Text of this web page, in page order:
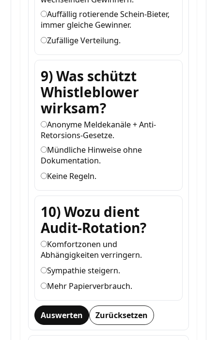
Auffällig rotierende Schein-Bieter,
immer gleiche Gewinner.
Zufällige Verteilung.
9) Was schützt
Whistleblower
wirksam?
Anonyme Meldekanäle + Anti-
Retorsions-Gesetze.
Mündliche Hinweise ohne
Dokumentation.
Keine Regeln.
10) Wozu dient
Audit-Rotation?
Komfortzonen und
Abhängigkeiten verringern.
Sympathie steigern.
Mehr Papierverbrauch.
Auswerten Zurücksetzen